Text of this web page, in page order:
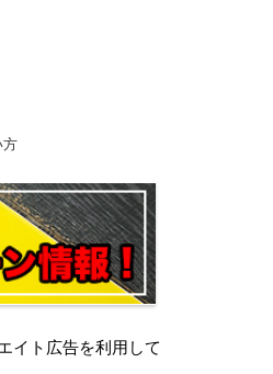
方
イト広告を利用して